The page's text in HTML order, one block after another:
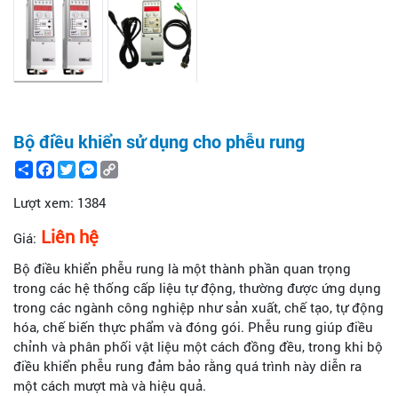
Bộ điều khiển sử dụng cho phễu rung
ShareFacebook
TwitterMessenger
Lượt xem: 1384
Giá: Liên hệ
Bộ điều khiển phễu rung là một thành phần quan trọng
trong các hệ thống cấp liệu tự động, thường được ứng dụng
trong các ngành công nghiệp như sản xuất, chế tạo, tự động
hóa, chế biến thực phẩm và đóng gói. Phễu rung giúp điều
chỉnh và phân phối vật liệu một cách đồng đều, trong khi bộ
điều khiển phễu rung đảm bảo rằng quá trình này diễn ra
một cách mượt mà và hiệu quả.